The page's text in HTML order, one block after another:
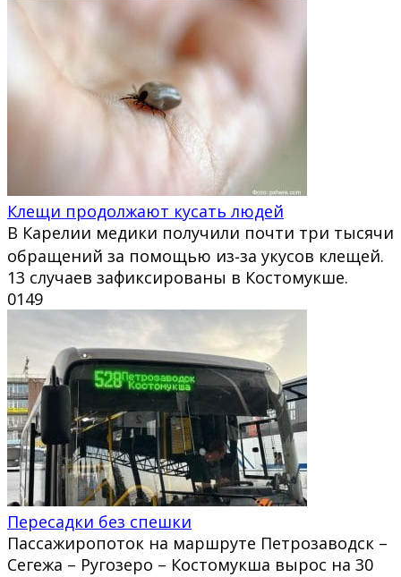
Клещи продолжают кусать людей
В Карелии медики получили почти три тысячи
обращений за помощью из‑за укусов клещей.
13 случаев зафиксированы в Костомукше.
0149
Пересадки без спешки
Пассажиропоток на маршруте Петрозаводск –
Сегежа – Ругозеро – Костомукша вырос на 30